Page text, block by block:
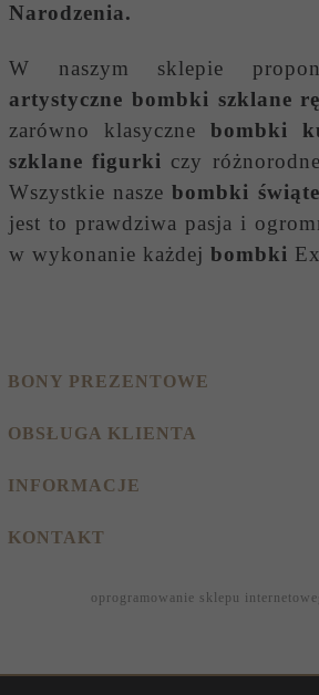
Narodzenia.
W naszym sklepie
artystyczne bombki szklane
zarówno klasyczne bombki
szklane figurki czy
Wszystkie naszebombki
jest to prawdziwa pasja i
w wykonanie każdej bombki
BONY PREZENTOWE
OBSŁUGA KLIENTA
INFORMACJE
KONTAKT
oprogramowanie sklepu